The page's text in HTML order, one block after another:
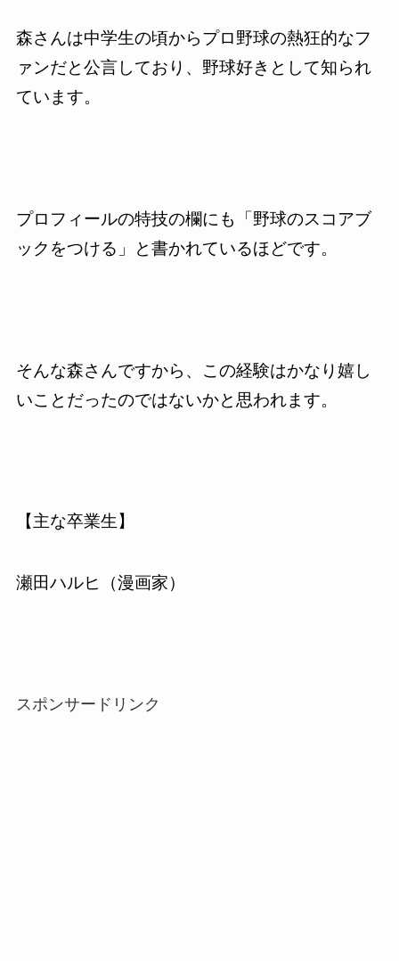
森さんは中学生の頃からプロ野球の熱狂的なフ
ァンだと公言しており、野球好きとして知られ
ています。
プロフィールの特技の欄にも「野球のスコアブ
ックをつける」と書かれているほどです。
そんな森さんですから、この経験はかなり嬉し
いことだったのではないかと思われます。
【主な卒業生】
瀬田ハルヒ（漫画家）
スポンサードリンク